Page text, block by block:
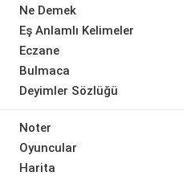
Ne Demek
Eş Anlamlı Kelimeler
Eczane
Bulmaca
Deyimler Sözlüğü
Noter
Oyuncular
Harita